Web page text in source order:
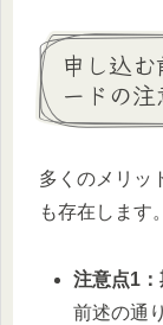
申し込
ードの
多くのメリッ
も存在します。
注意点1
前述の通